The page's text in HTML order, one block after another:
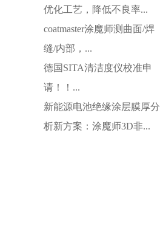
优化工艺，降低不良率...
coatmaster涂魔师测曲面/焊
缝/内部，...
德国SITA清洁度仪校准申
请！！...
新能源电池绝缘涂层膜厚分
析新方案：涂魔师3D非...